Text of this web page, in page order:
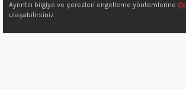
Ayrıntılı bilgiye ve çerezleri engelleme yöntemlerine
ulaşabilirsiniz